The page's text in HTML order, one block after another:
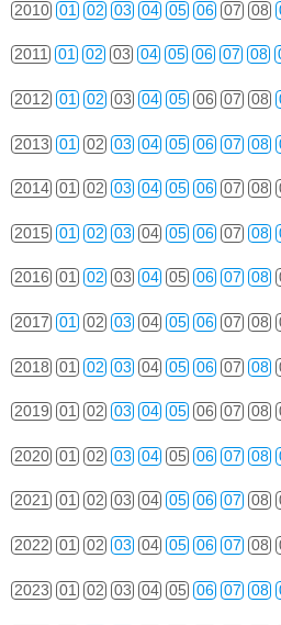
2010 01 02 03 04 05 06 07 08
2011 01 02 03 04 05 06 07 08
2012 01 02 03 04 05 06 07 08
2013 01 02 03 04 05 06 07 08
2014 01 02 03 04 05 06 07 08
2015 01 02 03 04 05 06 07 08
2016 01 02 03 04 05 06 07 08
2017 01 02 03 04 05 06 07 08
2018 01 02 03 04 05 06 07 08
2019 01 02 03 04 05 06 07 08
2020 01 02 03 04 05 06 07 08
2021 01 02 03 04 05 06 07 08
2022 01 02 03 04 05 06 07 08
2023 01 02 03 04 05 06 07 08